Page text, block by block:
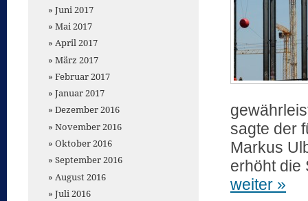
sagte der
Markus
erhöht die
weiter »
Juni 2017
Mai 2017
April 2017
März 2017
Februar 2017
Januar 2017
Dezember 2016
November 2016
Oktober 2016
September 2016
August 2016
Juli 2016